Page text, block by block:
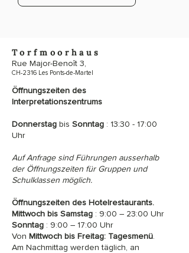
Torfmoorhaus
Rue Major-Benoît 3,
CH-2316 Les Ponts-de-Martel
Öffnungszeiten des
Interpretationszentrums
Donnerstag bis Sonntag : 13:30 - 17:00
Uhr
Auf Anfrage sind Führungen ausserhalb
der Öffnungszeiten für Gruppen und
Schulklassen möglich.
Öffnungszeiten des Hotelrestaurants.
Mittwoch bis Samstag : 9:00 – 23:00 Uhr
Sonntag : 9:00 – 17:00 Uhr
Von Mittwoch bis Freitag: Tagesmenü.
Am Nachmittag werden täglich, an